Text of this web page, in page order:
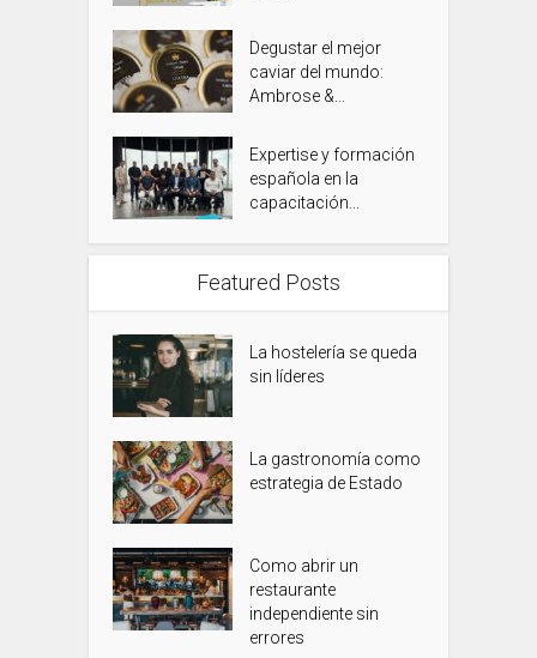
Degustar el mejor
caviar del mundo:
Ambrose &...
Expertise y formación
española en la
capacitación...
Featured Posts
La hostelería se queda
sin líderes
La gastronomía como
estrategia de Estado
Como abrir un
restaurante
independiente sin
errores